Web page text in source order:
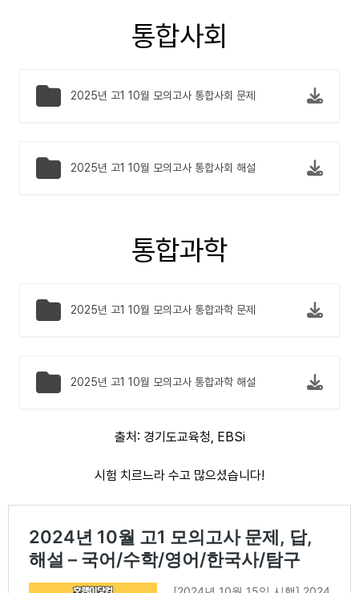
통합사회
2025년 고1 10월 모의고사 통합사회 문제
2025년 고1 10월 모의고사 통합사회 해설
통합과학
2025년 고1 10월 모의고사 통합과학 문제
2025년 고1 10월 모의고사 통합과학 해설
출처: 경기도교육청, EBSi
시험 치르느라 수고 많으셨습니다!